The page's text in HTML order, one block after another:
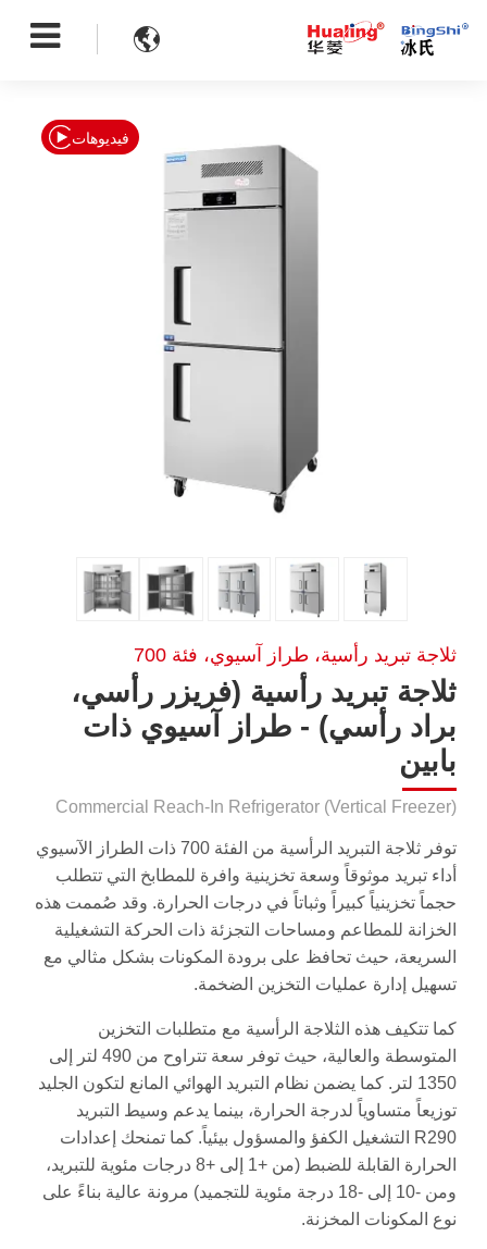

فيديوهات
ثلاجة تبريد رأسية، طراز آسيوي، فئة 700
ثلاجة تبريد رأسية (فريزر رأسي،
براد رأسي) - طراز آسيوي ذات
بابين
Commercial Reach-In Refrigerator (Vertical Freezer)
توفر ثلاجة التبريد الرأسية من الفئة 700 ذات الطراز الآسيوي
أداء تبريد موثوقاً وسعة تخزينية وافرة للمطابخ التي تتطلب
حجماً تخزينياً كبيراً وثباتاً في درجات الحرارة. وقد صُممت هذه
الخزانة للمطاعم ومساحات التجزئة ذات الحركة التشغيلية
السريعة، حيث تحافظ على برودة المكونات بشكل مثالي مع
تسهيل إدارة عمليات التخزين الضخمة.
كما تتكيف هذه الثلاجة الرأسية مع متطلبات التخزين
المتوسطة والعالية، حيث توفر سعة تتراوح من 490 لتر إلى
1350 لتر. كما يضمن نظام التبريد الهوائي المانع لتكون الجليد
توزيعاً متساوياً لدرجة الحرارة، بينما يدعم وسيط التبريد
R290 التشغيل الكفؤ والمسؤول بيئياً. كما تمنحك إعدادات
الحرارة القابلة للضبط (من +1 إلى +8 درجات مئوية للتبريد،
ومن -10 إلى -18 درجة مئوية للتجميد) مرونة عالية بناءً على
نوع المكونات المخزنة.